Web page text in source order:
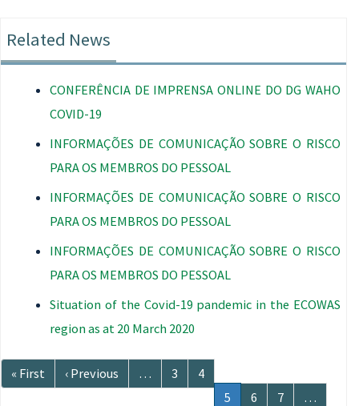
Related News
CONFERÊNCIA DE IMPRENSA ONLINE DO DG WAHO
COVID-19
INFORMAÇÕES DE COMUNICAÇÃO SOBRE O RISCO
PARA OS MEMBROS DO PESSOAL
INFORMAÇÕES DE COMUNICAÇÃO SOBRE O RISCO
PARA OS MEMBROS DO PESSOAL
INFORMAÇÕES DE COMUNICAÇÃO SOBRE O RISCO
PARA OS MEMBROS DO PESSOAL
Situation of the Covid-19 pandemic in the ECOWAS
region as at 20 March 2020
Paginação
Primeira
página
« First
Página
anterior
‹ Previous … Página
3 Página
4
Página
5 Página
6 Página
7
…